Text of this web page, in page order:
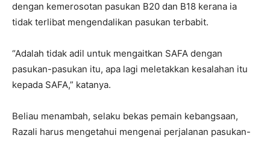
dengan kemerosotan pasukan B20 dan B18 kerana ia
tidak terlibat mengendalikan pasukan terbabit.
“Adalah tidak adil untuk mengaitkan SAFA dengan
pasukan-pasukan itu, apa lagi meletakkan kesalahan itu
kepada SAFA,” katanya.
Beliau menambah, selaku bekas pemain kebangsaan,
Razali harus mengetahui mengenai perjalanan pasukan-